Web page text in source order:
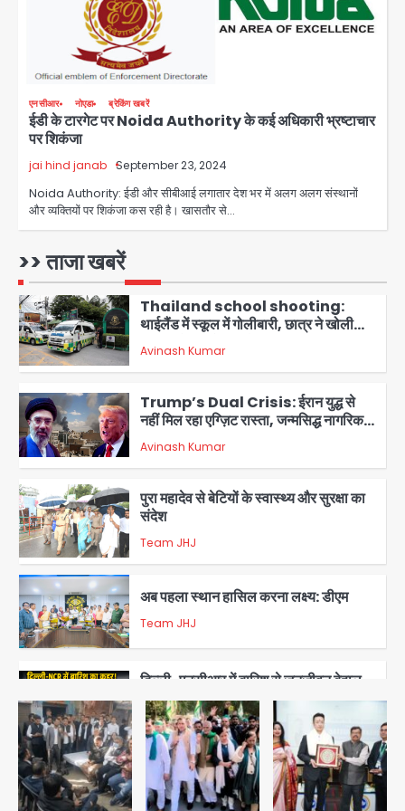
एनसीआर नोएडा ब्रेकिंग खबरें
ईडी के टारगेट पर Noida Authority के कई अधिकारी भ्रष्टाचार
पर शिकंजा
jai hind janab September 23, 2024
Noida Authority: ईडी और सीबीआई लगातार देश भर में अलग अलग संस्थानों
और व्यक्तियों पर शिकंजा कस रही है। खासतौर से…
>> ताजा खबरें
पुरा महादेव से बेटियों के स्वास्थ्य और सुरक्षा का
संदेश
Team JHJ
अब पहला स्थान हासिल करना लक्ष्य: डीएम
1
दिल्ली-एनसीआर में बारिश से जनजीवन बेहाल,
उत्तराखंड और यूपी में बाढ़ का कहर, गंगा समेत
2
Thailand school shooting:
थाईलैंड में स्कूल में गोलीबारी, छात्र ने खोली
फायर, दो की मौत, कई घायल
Avinash Kumar
3
Trump’s Dual Crisis: ईरान युद्ध से
नहीं मिल रहा एग्ज़िट रास्ता, जन्मसिद्ध नागरिकता
पर सुप्रीम कोर्ट को दी फिर चुनौती
Avinash Kumar
4
पुरा महादेव से बेटियों के स्वास्थ्य और सुरक्षा का
संदेश
Team JHJ
5
अब पहला स्थान हासिल करना लक्ष्य: डीएम
Team JHJ
1
दिल्ली-एनसीआर में बारिश से जनजीवन बेहाल,
उत्तराखंड और यूपी में बाढ़ का कहर, गंगा समेत
कई नदियां उफान पर
मोहम्मद इमरान
Thailand school shooting:
थाईलैंड में स्कूल में गोलीबारी, छात्र ने खोली